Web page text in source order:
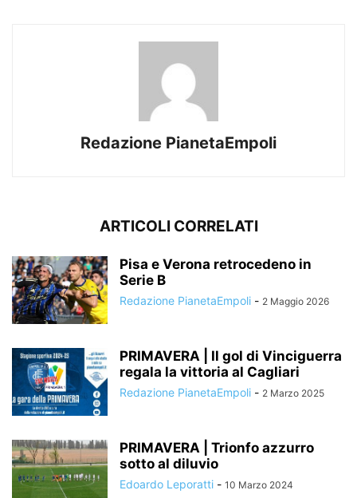
Redazione PianetaEmpoli
ARTICOLI CORRELATI
Pisa e Verona retrocedeno in
Serie B
Redazione PianetaEmpoli - 2 Maggio 2026
PRIMAVERA | Il gol di Vinciguerra
regala la vittoria al Cagliari
Redazione PianetaEmpoli - 2 Marzo 2025
PRIMAVERA | Trionfo azzurro
sotto al diluvio
Edoardo Leporatti - 10 Marzo 2024